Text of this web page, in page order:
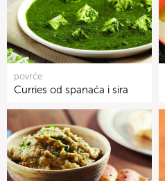
povrće
Curries od spanaća i sira